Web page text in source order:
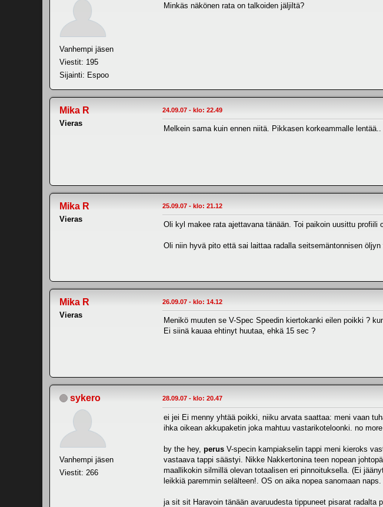
Vanhempi jäsen
Viestit: 195
Sijainti: Espoo
Minkäs näkönen rata on talkoiden jäljiltä?
Mika R
Vieras
24.09.07 - klo: 22.49
Melkein sama kuin ennen niitä. Pikkasen korkeammalle lentää..
Mika R
Vieras
25.09.07 - klo: 21.12
Oli kyl makee rata ajettavana tänään. Toi paikoin uusittu profiili
Oli niin hyvä pito että sai laittaa radalla seitsemäntonnisen
Mika R
Vieras
26.09.07 - klo: 14.12
Menikö muuten se V-Spec Speedin kiertokanki eilen poikki ?
Ei siinä kauaa ehtinyt huutaa, ehkä 15 sec ?
sykero
Vanhempi jäsen
Viestit: 266
28.09.07 - klo: 20.47
ei jei Ei menny yhtää poikki, niiku arvata saattaa: meni vaan
ihka oikean akkupaketin joka mahtuu vastarikoteloonki. no
by the hey, perus V-specin kampiakselin tappi meni kieroks
vastaava tappi säästyi. Nikke Nakkertonina teen nopean
maallikokin silmillä olevan totaalisen eri pinnoituksella. (Ei
leikkiä paremmin selälteen!. OS on aika nopea sanomaan
ja sit sit Haravoin tänään avaruudesta tippuneet pisarat